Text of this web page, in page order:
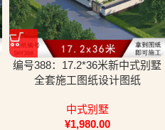
编号388：17.2*36米新中式别墅
全套施工图纸设计图纸
中式别墅
¥1,980.00